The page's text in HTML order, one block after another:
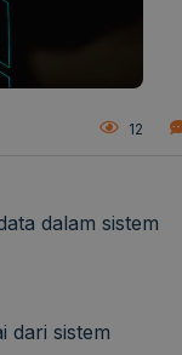
12
dalam sistem
dari sistem